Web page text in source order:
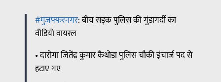
#मुजफ्फरनगर: बीच सड़क पुलिस की गुंडागर्दी का
वीडियो वायरल
• दारोगा जितेंद्र कुमार कैथोडा पुलिस चौकी इंचार्ज पद से
हटाए गए